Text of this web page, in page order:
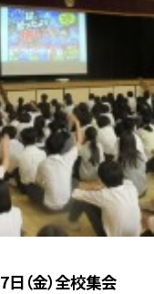
日（金）全校集会